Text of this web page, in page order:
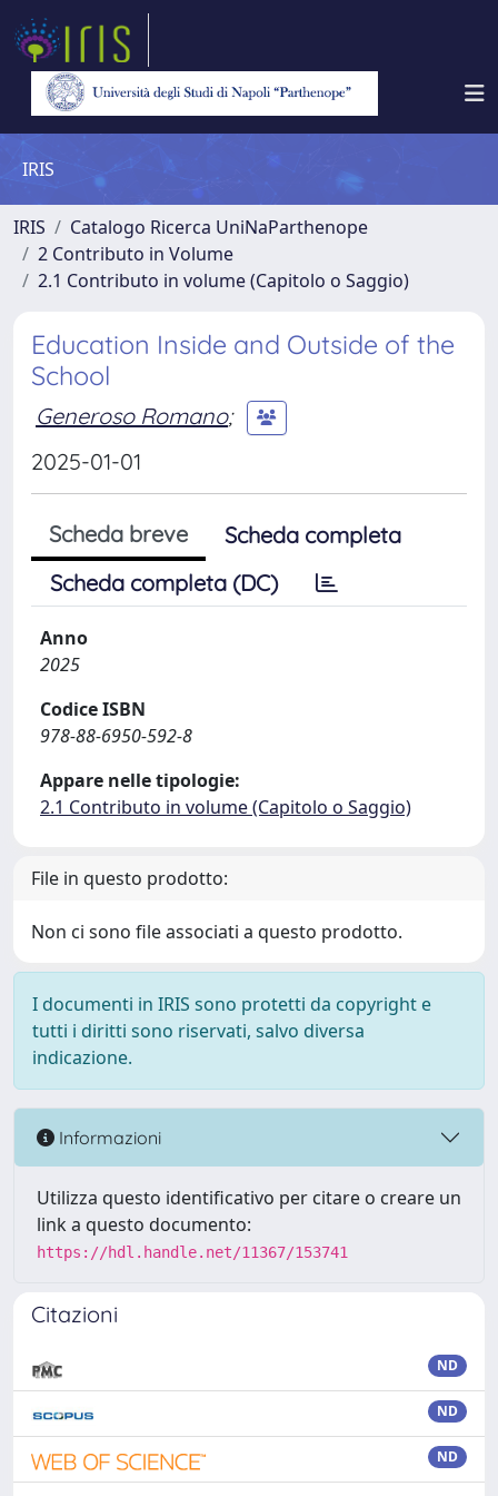
IRIS
IRIS
Catalogo Ricerca UniNaParthenope
2 Contributo in Volume
2.1 Contributo in volume (Capitolo o Saggio)
Education Inside and Outside of the
School
Generoso Romano;
2025-01-01
Scheda breve
Scheda completa
Scheda completa (DC)
Anno
2025
Codice ISBN
978-88-6950-592-8
Appare nelle tipologie:
2.1 Contributo in volume (Capitolo o Saggio)
File in questo prodotto:
Non ci sono file associati a questo prodotto.
I documenti in IRIS sono protetti da copyright e
tutti i diritti sono riservati, salvo diversa
indicazione.
Informazioni
Utilizza questo identificativo per citare o creare un
link a questo documento:
https://hdl.handle.net/11367/153741
Citazioni
ND
ND
ND